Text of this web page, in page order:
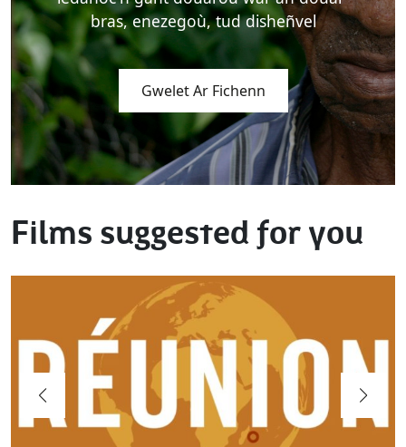
bras, enezegoù, tud disheñvel
Gwelet Ar Fichenn
Films suggested for you